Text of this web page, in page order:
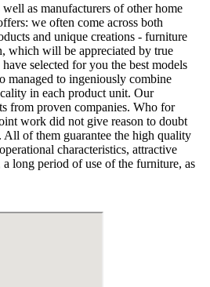
as manufacturers of other home
we often come across both
and unique creations - furniture
which will be appreciated by true
selected for you the best models
managed to ingeniously combine
in each product unit. Our
from proven companies. Who for
work did not give reason to doubt
of them guarantee the high quality
characteristics, attractive
a long period of use of the furniture, as